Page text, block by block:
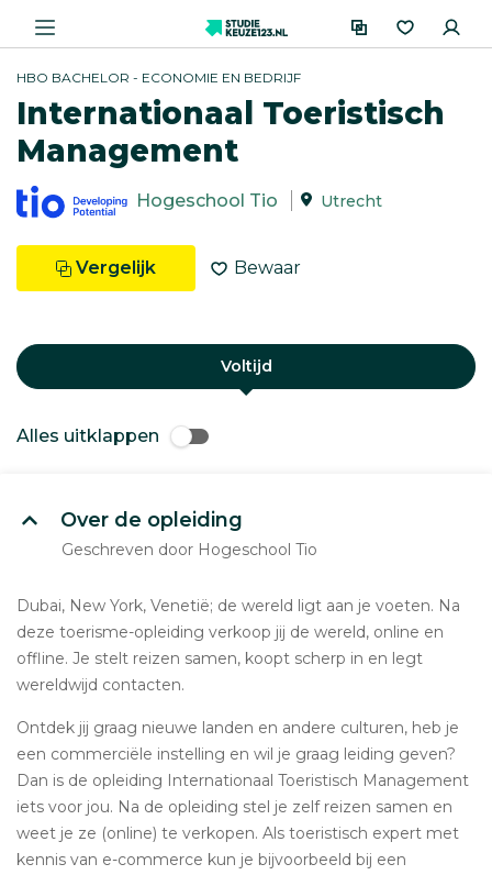
HBO BACHELOR - ECONOMIE EN BEDRIJF
Internationaal Toeristisch
Management
Hogeschool Tio Utrecht
Vergelijk Bewaar
Voltijd
Alles uitklappen
Over de opleiding
Geschreven door Hogeschool Tio
Dubai, New York, Venetië; de wereld ligt aan je voeten. Na
deze toerisme-opleiding verkoop jij de wereld, online en
offline. Je stelt reizen samen, koopt scherp in en legt
wereldwijd contacten.
Ontdek jij graag nieuwe landen en andere culturen, heb je
een commerciële instelling en wil je graag leiding geven?
Dan is de opleiding Internationaal Toeristisch Management
iets voor jou. Na de opleiding stel je zelf reizen samen en
weet je ze (online) te verkopen. Als toeristisch expert met
kennis van e-commerce kun je bijvoorbeeld bij een